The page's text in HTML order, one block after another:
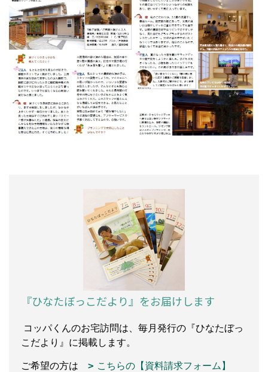
『ひなたぼっこだより』をお届けします
コッパくんのお宅訪問は、毎月発行の『ひなたぼっ
こだより』に掲載します。
ご希望の方は
こちらの【資料請求フォーム】